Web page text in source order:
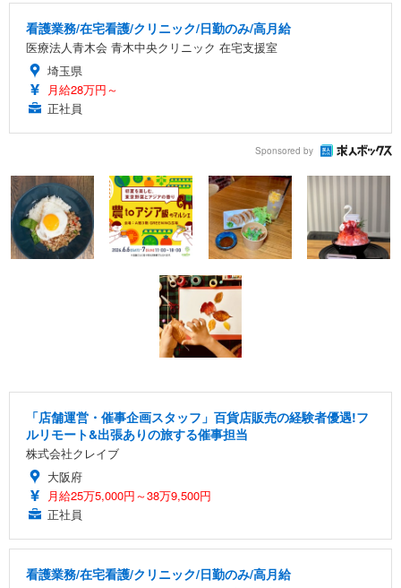
看護業務/在宅看護/クリニック/日勤のみ/高月給
医療法人青木会 青木中央クリニック 在宅支援室
埼玉県
月給28万円～
正社員
Sponsored by
「店舗運営・催事企画スタッフ」百貨店販売の経験者優遇!フ
ルリモート&出張ありの旅する催事担当
株式会社クレイブ
大阪府
月給25万5,000円～38万9,500円
正社員
看護業務/在宅看護/クリニック/日勤のみ/高月給